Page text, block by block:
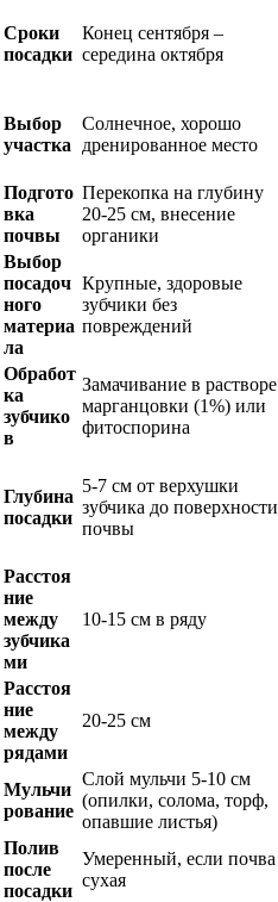
Сроки
посадки
Конец сентября –
середина октября
Выбор
участка
Солнечное, хорошо
дренированное место
Подгото
вка
почвы
Перекопка на глубину
20-25 см, внесение
органики
Выбор
посадоч
ного
материа
ла
Крупные, здоровые
зубчики без
повреждений
Обработ
ка
зубчико
в
Замачивание в растворе
марганцовки (1%) или
фитоспорина
Глубина
посадки
5-7 см от верхушки
зубчика до поверхности
почвы
Расстоя
ние
между
зубчика
ми
10-15 см в ряду
Расстоя
ние
между
рядами
20-25 см
Мульчи
рование
Слой мульчи 5-10 см
(опилки, солома, торф,
опавшие листья)
Полив
после
посадки
Умеренный, если почва
сухая